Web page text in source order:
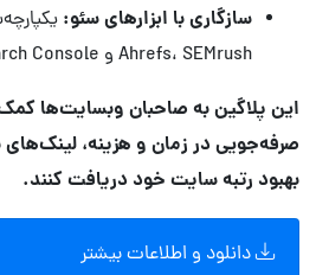
سازگاری با ابزارهای سئو:
Ahrefs، SEMrush و Google Search Console.
این پلاگین به صاحبان وبسایت‌ها
صرفه‌جویی در زمان و هزینه، لینک‌های
بهبود رتبه سایت خود دریافت کنند.
دانلود و اطلاعات بیشتر